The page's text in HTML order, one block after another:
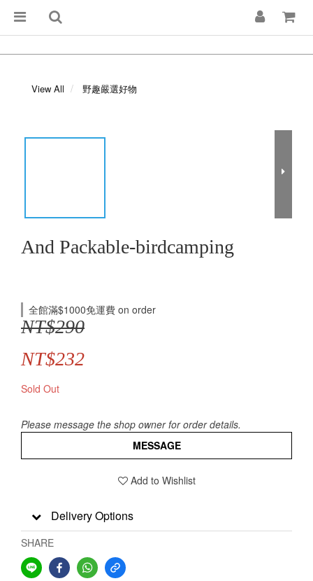
View All 野趣嚴選好物
And Packable-birdcamping
全館滿$1000免運費 on order
NT$290
NT$232
Sold Out
Please message the shop owner for order details.
MESSAGE
Add to Wishlist
Delivery Options
SHARE